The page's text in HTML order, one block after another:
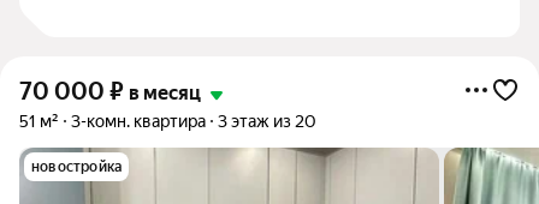
70 000 ₽ в месяц
51 м² 3-комн. квартира 3 этаж из 20
новостройка